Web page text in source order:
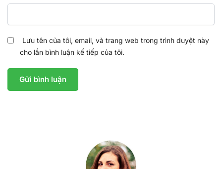
Lưu tên của tôi, email, và trang web trong trình duyệt này
cho lần bình luận kế tiếp của tôi.